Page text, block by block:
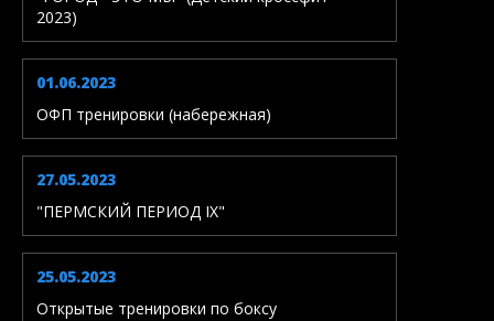
2023)
01.06.2023
ОФП тренировки (набережная)
27.05.2023
"ПЕРМСКИЙ ПЕРИОД IX"
25.05.2023
Открытые тренировки по боксу